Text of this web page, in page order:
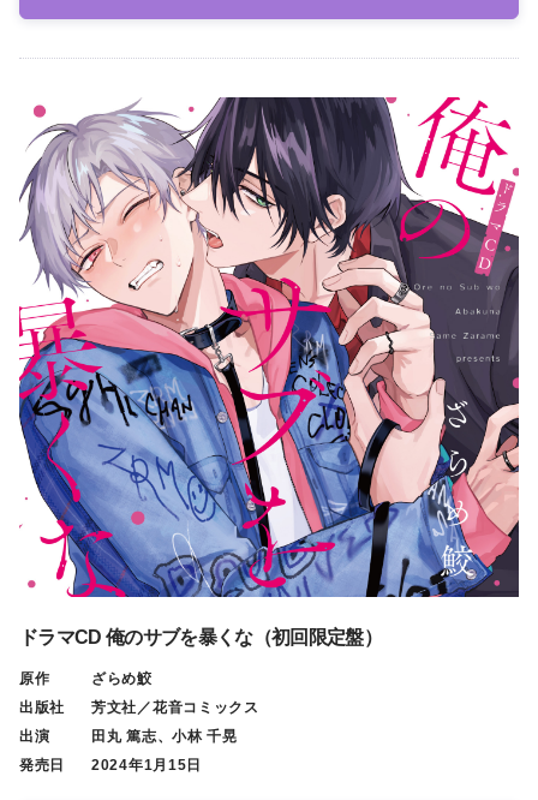
ドラマCD 俺のサブを暴くな（初回限定盤）
原作
ざらめ鮫
出版社
芳文社／花音コミックス
出演
田丸 篤志、小林 千晃
発売日
2024年1月15日